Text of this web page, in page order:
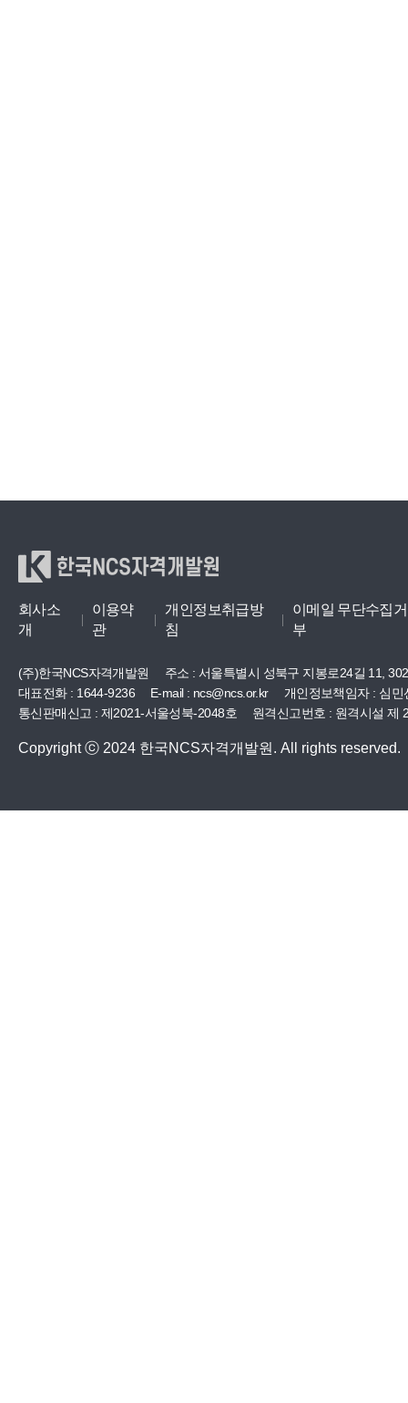
한국NCS자격개발원
회사소
개
이용약
관
개인정보취급방
침
이메일 무단수집거
부
(주)한국NCS자격개발원 주소 : 서울특별시 성북구 지봉로24길 11,
대표전화 : 1644-9236
E-mail : ncs@ncs.or.kr
개인정보책임자 : 심민
통신판매신고 : 제2021-서울성북-2048호
원격신고번호 : 원격시설 제
Copyright ⓒ 2024 한국NCS자격개발원. All rights reserved.